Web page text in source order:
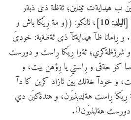
ب هيدايةت ئيناين؛ ئةظة ذى ذبةر
[البلد: 10]
، ئانكو: ((و مة رِيَكا باش و
ظآ هيدايةتآ ذى ئةظةية: خودىَ
و شرؤظةكري؛ ئةوا رِيَكا رِاست و دورست
كو حةقى و رِاستي يا رِؤهن بيت، و
و خودآ خةلك ييَن ئازاد كرين كا دآ
رِاست هةلدبذيَرن، و هندةكيَن دي
هةلبذيَرن()
.